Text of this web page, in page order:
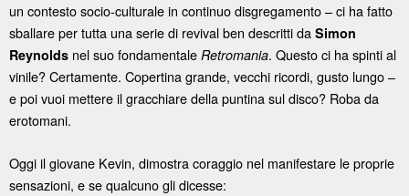
un contesto socio-culturale in continuo disgregamento – ci ha fatto
sballare per tutta una serie di revival ben descritti da Simon
Reynolds nel suo fondamentale Retromania. Questo ci ha spinti al
vinile? Certamente. Copertina grande, vecchi ricordi, gusto lungo –
e poi vuoi mettere il gracchiare della puntina sul disco? Roba da
erotomani.
Oggi il giovane Kevin, dimostra coraggio nel manifestare le proprie
sensazioni, e se qualcuno gli dicesse: